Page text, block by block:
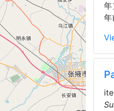
年
年